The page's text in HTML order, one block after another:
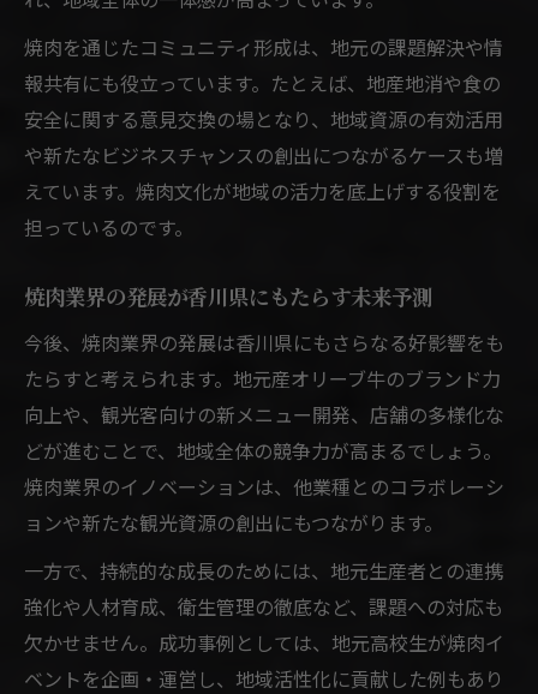
焼肉を通じたコミュニティ形成は、地元の課題解決や情
報共有にも役立っています。たとえば、地産地消や食の
安全に関する意見交換の場となり、地域資源の有効活用
や新たなビジネスチャンスの創出につながるケースも増
えています。焼肉文化が地域の活力を底上げする役割を
担っているのです。
焼肉業界の発展が香川県にもたらす未来予測
今後、焼肉業界の発展は香川県にもさらなる好影響をも
たらすと考えられます。地元産オリーブ牛のブランド力
向上や、観光客向けの新メニュー開発、店舗の多様化な
どが進むことで、地域全体の競争力が高まるでしょう。
焼肉業界のイノベーションは、他業種とのコラボレーシ
ョンや新たな観光資源の創出にもつながります。
一方で、持続的な成長のためには、地元生産者との連携
強化や人材育成、衛生管理の徹底など、課題への対応も
欠かせません。成功事例としては、地元高校生が焼肉イ
ベントを企画・運営し、地域活性化に貢献した例もあり